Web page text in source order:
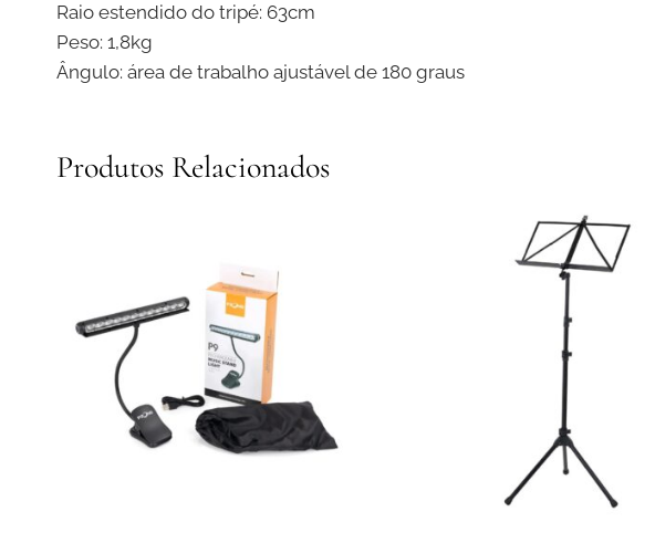
Raio estendido do tripé: 63cm
Peso: 1,8kg
Ângulo: área de trabalho ajustável de 180 graus
Produtos Relacionados